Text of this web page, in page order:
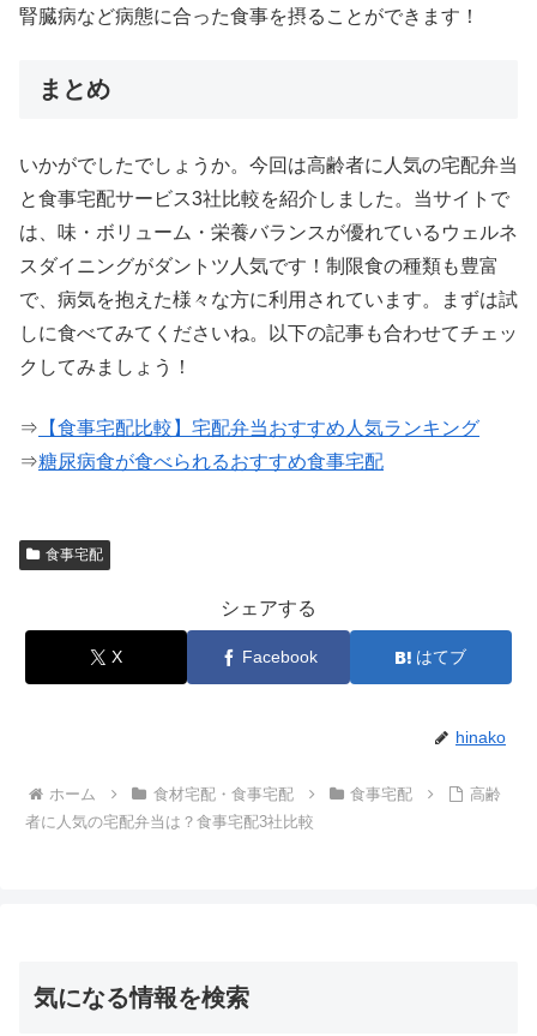
腎臓病など病態に合った食事を摂ることができます！
まとめ
いかがでしたでしょうか。今回は高齢者に人気の宅配弁当
と食事宅配サービス3社比較を紹介しました。当サイトで
は、味・ボリューム・栄養バランスが優れているウェルネ
スダイニングがダントツ人気です！制限食の種類も豊富
で、病気を抱えた様々な方に利用されています。まずは試
しに食べてみてくださいね。以下の記事も合わせてチェッ
クしてみましょう！
⇒ 【食事宅配比較】宅配弁当おすすめ人気ランキング
⇒糖尿病食が食べられるおすすめ食事宅配
食事宅配
シェアする
X Facebook はてブ
hinako
ホーム 食材宅配・食事宅配 食事宅配
高齢
者に人気の宅配弁当は？食事宅配3社比較
気になる情報を検索